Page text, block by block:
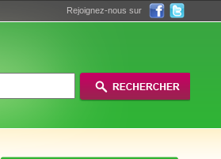
Rejoignez-nous sur